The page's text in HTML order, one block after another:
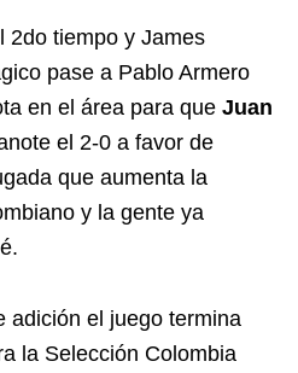
2do tiempo y James
pase a Pablo Armero
en el área para que Juan
el 2-0 a favor de
que aumenta la
y la gente ya
adición el juego termina
la Selección Colombia